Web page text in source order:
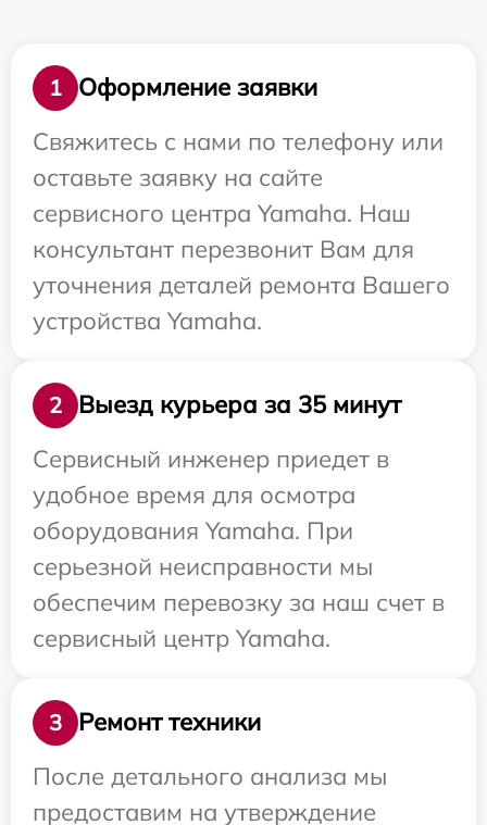
1
Оформление заявки
Свяжитесь с нами по телефону или
оставьте заявку на сайте
сервисного центра Yamaha. Наш
консультант перезвонит Вам для
уточнения деталей ремонта Вашего
устройства Yamaha.
2
Выезд курьера за 35 минут
Сервисный инженер приедет в
удобное время для осмотра
оборудования Yamaha. При
серьезной неисправности мы
обеспечим перевозку за наш счет в
сервисный центр Yamaha.
3
Ремонт техники
После детального анализа мы
предоставим на утверждение